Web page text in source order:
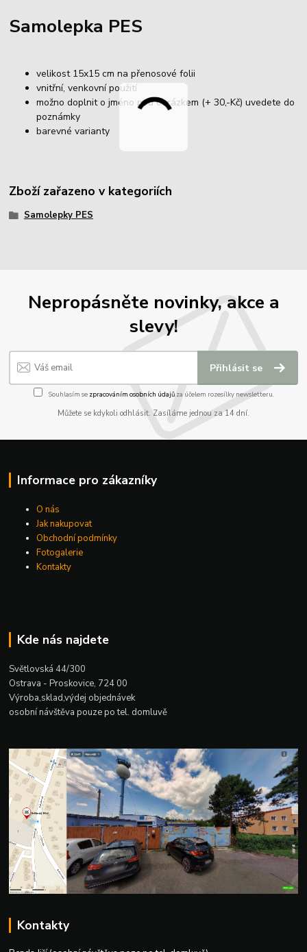
Samolepka PES
velikost 15x15 cm na přenosové folii
vnitřní, venkovní použití
možno doplnit o jméno pod obrázkem (+ 30,-Kč) uvedete do
poznámky
barevné varianty
Zboží zařazeno v kategoriích
Samolepky PES
Nepropásněte novinky, akce a
slevy!
Přihlásit se
Souhlasím se zpracováním osobních údajůza účelem rozesílky newsletteru.
Můžete se kdykoli odhlásit. Zasíláme jednou za 14 dní.
Informace pro zákazníky
O nás
Jak nakupovat
Obchodní podmínky
Fotogalerie
Kontakty
Kde nás najdete
Světlovská 44/300
Ostrava - Proskovice, 724 00
Výroba,sklad,výdej objednávek
osobní návštěva pouze po tel. domluvě
Kontakty